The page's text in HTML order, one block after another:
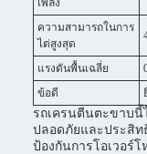
เพลิง
ความสามารถในการ
ไต่สูงสุด
แรงดันพื้นเฉลี่ย
ข้อดี
รถเครนตีนตะขาบนี้
ปลอดภัยและประสิทธิ
ป้องกันการโอเวอร์